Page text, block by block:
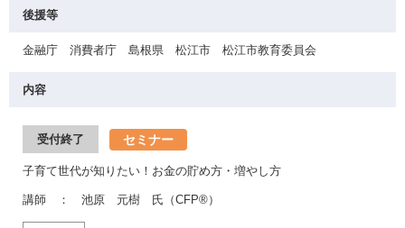
後援等
金融庁 消費者庁 島根県 松江市 松江市教育委員会
内容
受付終了 セミナー
子育て世代が知りたい！お金の貯め方・増やし方
講師 ： 池原 元樹 氏（CFP®）